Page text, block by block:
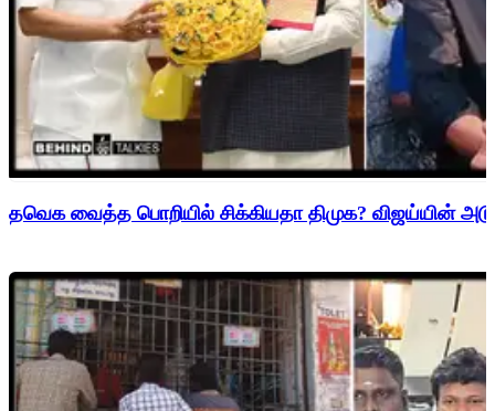
தவெக வைத்த பொறியில் சிக்கியதா திமுக? விஜய்யின்